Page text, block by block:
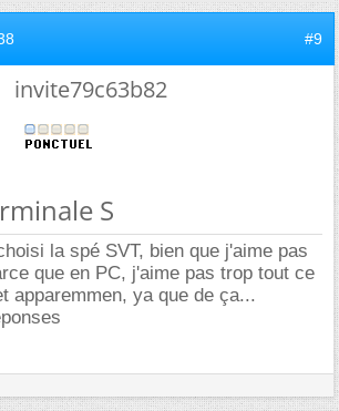
#9
invite79c63b82
S
la spé SVT, bien que j'aime pas
que en PC, j'aime pas trop tout ce
apparemmen, ya que de ça...